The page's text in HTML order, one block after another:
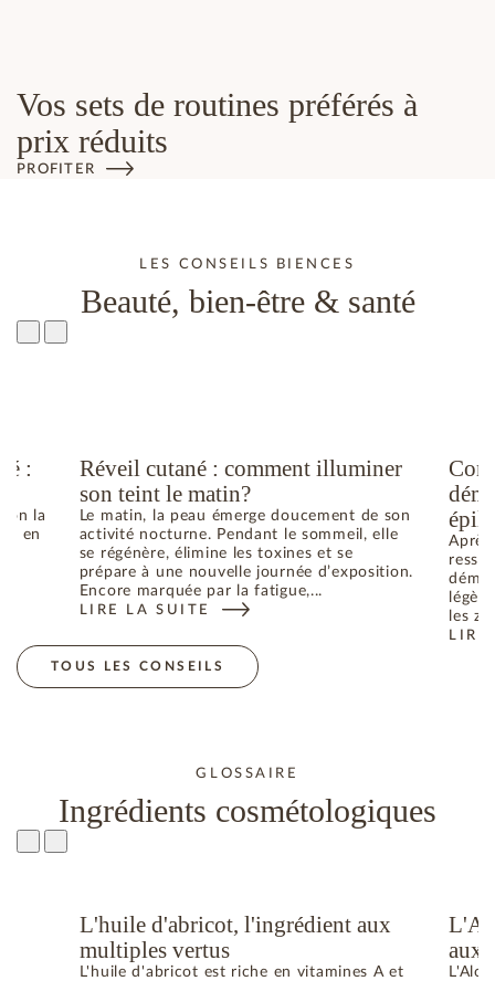
Vos sets de routines préférés à
prix réduits
PROFITER
LES CONSEILS BIENCES
Beauté, bien-être & santé
:
la
; en
: COMMENT RETROUVER L’ÉQUILIBRE
Réveil cutané : comment illuminer
son teint le matin?
Le matin, la peau émerge doucement de son
activité nocturne. Pendant le sommeil, elle
se régénère, élimine les toxines et se
prépare à une nouvelle journée d’exposition.
Encore marquée par la fatigue,...
LIRE LA SUITE
: RÉVEIL CUTANÉ : COMMENT ILLUMINER SONles
LIRE
:
TOUS LES CONSEILS
GLOSSAIRE
Ingrédients cosmétologiques
L'huile d'abricot, l'ingrédient aux
multiples vertus
L'huile d'abricot est riche en vitamines A et
aux